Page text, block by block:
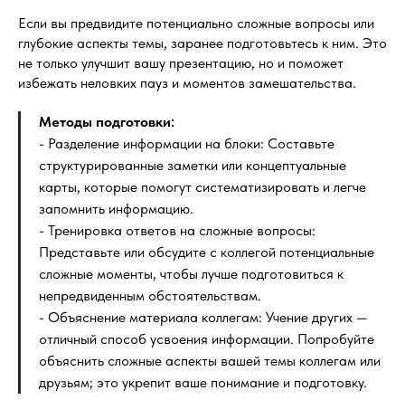
Если вы предвидите потенциально сложные вопросы или
глубокие аспекты темы, заранее подготовьтесь к ним. Это
не только улучшит вашу презентацию, но и поможет
избежать неловких пауз и моментов замешательства.
Методы подготовки:
- Разделение информации на блоки: Составьте
структурированные заметки или концептуальные
карты, которые помогут систематизировать и легче
запомнить информацию.
- Тренировка ответов на сложные вопросы:
Представьте или обсудите с коллегой потенциальные
сложные моменты, чтобы лучше подготовиться к
непредвиденным обстоятельствам.
- Объяснение материала коллегам: Учение других —
отличный способ усвоения информации. Попробуйте
объяснить сложные аспекты вашей темы коллегам или
друзьям; это укрепит ваше понимание и подготовку.